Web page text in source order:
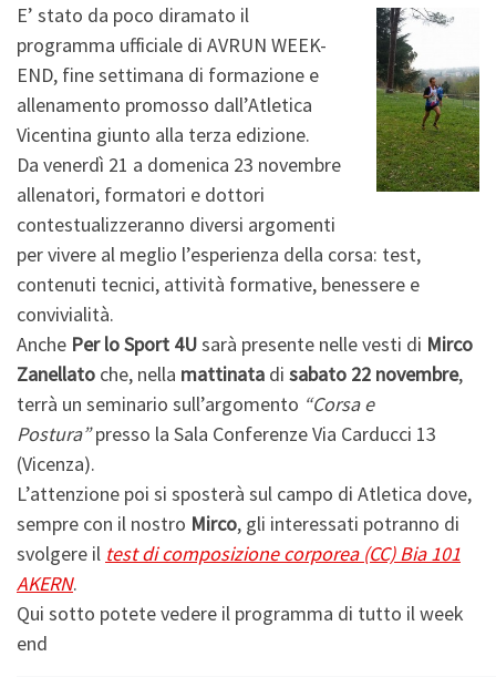
E’ stato da poco diramato il
programma ufficiale di AVRUN WEEK-
END, fine settimana di formazione e
allenamento promosso dall’Atletica
Vicentina giunto alla terza edizione.
Da venerdì 21 a domenica 23 novembre
allenatori, formatori e dottori
contestualizzeranno diversi argomenti
per vivere al meglio l’esperienza della corsa: test,
contenuti tecnici, attività formative, benessere e
convivialità.
Anche Per lo Sport 4Usarà presente nelle vesti di Mirco
Zanellato che, nella mattinata di sabato 22 novembre,
terrà un seminario sull’argomento “Corsa e
Postura”presso la Sala Conferenze Via Carducci 13
(Vicenza).
L’attenzione poi si sposterà sul campo di Atletica dove,
sempre con il nostro Mirco, gli interessati potranno di
svolgere il test di composizione corporea (CC) Bia 101
AKERN.
Qui sotto potete vedere il programma di tutto il week
end